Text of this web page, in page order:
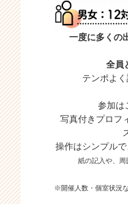
一度に多くの
全員
テンポよく
参加は
写真付きプロフ
操作はシンプルで
紙の記入や、周
※開催人数・個室状況